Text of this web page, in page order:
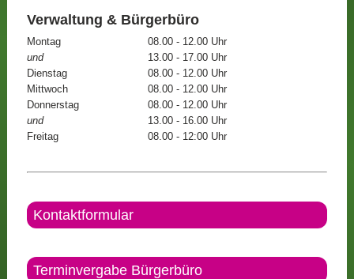
Verwaltung & Bürgerbüro
Montag
08.00 - 12.00 Uhr
und
13.00 - 17.00 Uhr
Dienstag
08.00 - 12.00 Uhr
Mittwoch
08.00 - 12.00 Uhr
Donnerstag
08.00 - 12.00 Uhr
und
13.00 - 16.00 Uhr
Freitag
08.00 - 12:00 Uhr
Kontaktformular
Terminvergabe Bürgerbüro